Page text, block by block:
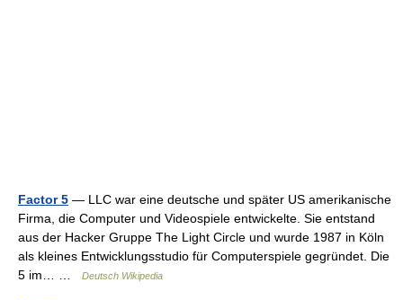
Factor 5 — LLC war eine deutsche und später US amerikanische
Firma, die Computer und Videospiele entwickelte. Sie entstand
aus der Hacker Gruppe The Light Circle und wurde 1987 in Köln
als kleines Entwicklungsstudio für Computerspiele gegründet. Die
5 im… …
Deutsch Wikipedia